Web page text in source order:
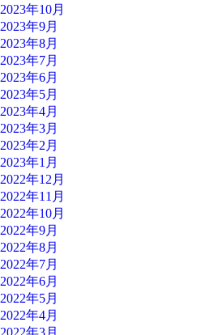
2023年10月
2023年9月
2023年8月
2023年7月
2023年6月
2023年5月
2023年4月
2023年3月
2023年2月
2023年1月
2022年12月
2022年11月
2022年10月
2022年9月
2022年8月
2022年7月
2022年6月
2022年5月
2022年4月
2022年3月